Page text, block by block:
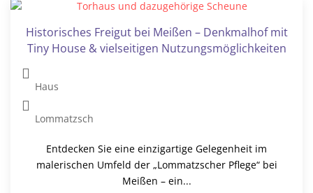
Historisches Freigut bei Meißen – Denkmalhof mit
Tiny House & vielseitigen Nutzungsmöglichkeiten
Haus
Lommatzsch
Entdecken Sie eine einzigartige Gelegenheit im
malerischen Umfeld der „Lommatzscher Pflege“ bei
Meißen – ein...